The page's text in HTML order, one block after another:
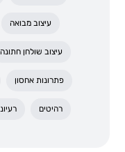
עיצוב מבואה
עיצוב שולחן חתונה
פתרונות אחסון
רהיטים